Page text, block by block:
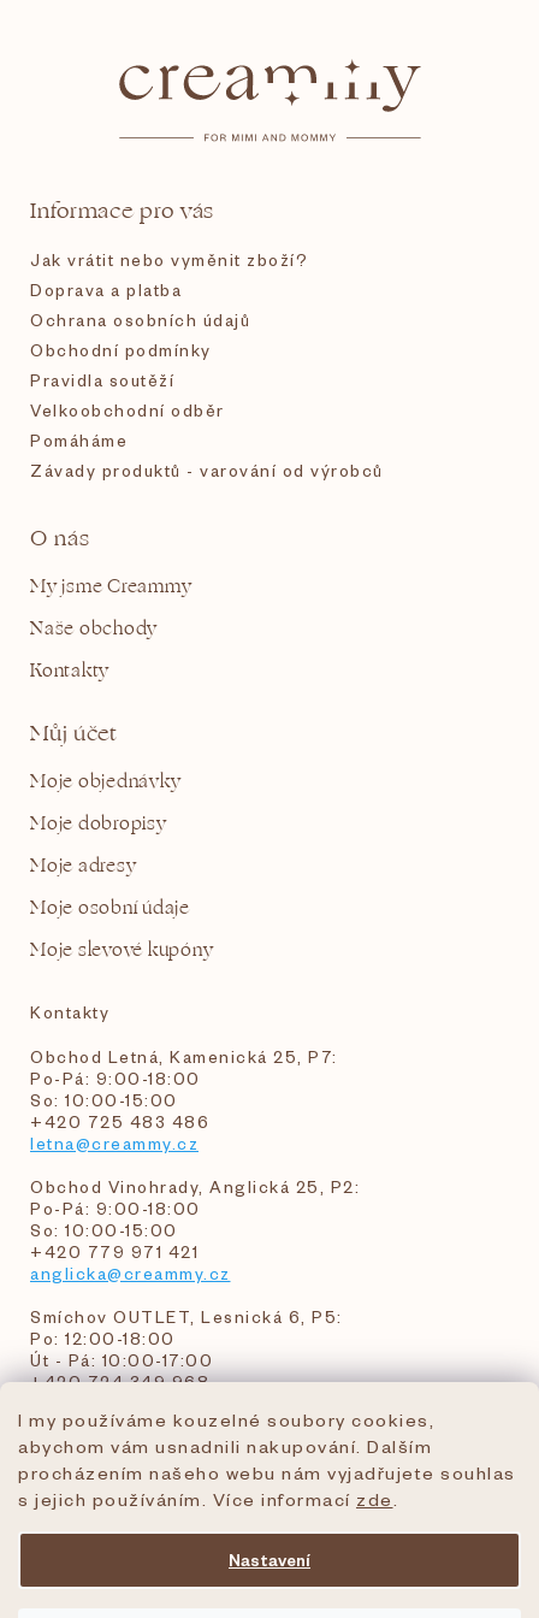
I my používáme kouzelné soubory cookies,
abychom vám usnadnili nakupování. Dalším
procházením našeho webu nám vyjadřujete souhlas
s jejich používáním. Více informací zde
Nastavení
Informace pro vás
Jak vrátit nebo vyměnit zboží?
Doprava a platba
Ochrana osobních údajů
Obchodní podmínky
Pravidla soutěží
Velkoobchodní odběr
Pomáháme
Závady produktů - varování od výrobců
O nás
My jsme Creammy
Naše obchody
Kontakty
Můj účet
Moje objednávky
Moje dobropisy
Moje adresy
Moje osobní údaje
Moje slevové kupóny
Kontakty
Obchod Letná, Kamenická 25, P7:
Po-Pá: 9:00-18:00
So: 10:00-15:00
+420 725 483 486
letna@creammy.cz
Obchod Vinohrady, Anglická 25, P2:
Po-Pá: 9:00-18:00
So: 10:00-15:00
+420 779 971 421
anglicka@creammy.cz
Smíchov OUTLET, Lesnická 6, P5:
Po: 12:00-18:00
Út - Pá: 10:00-17:00
+420 724 349 968
objednavky@creammy.cz
tel:+420 724 349 968